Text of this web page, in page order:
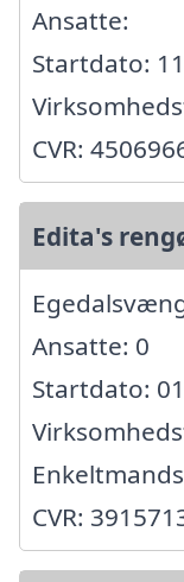
Ansatte:
Startdato:
CVR:
Edita's
Ansatte: 0
Startdato:
CVR: